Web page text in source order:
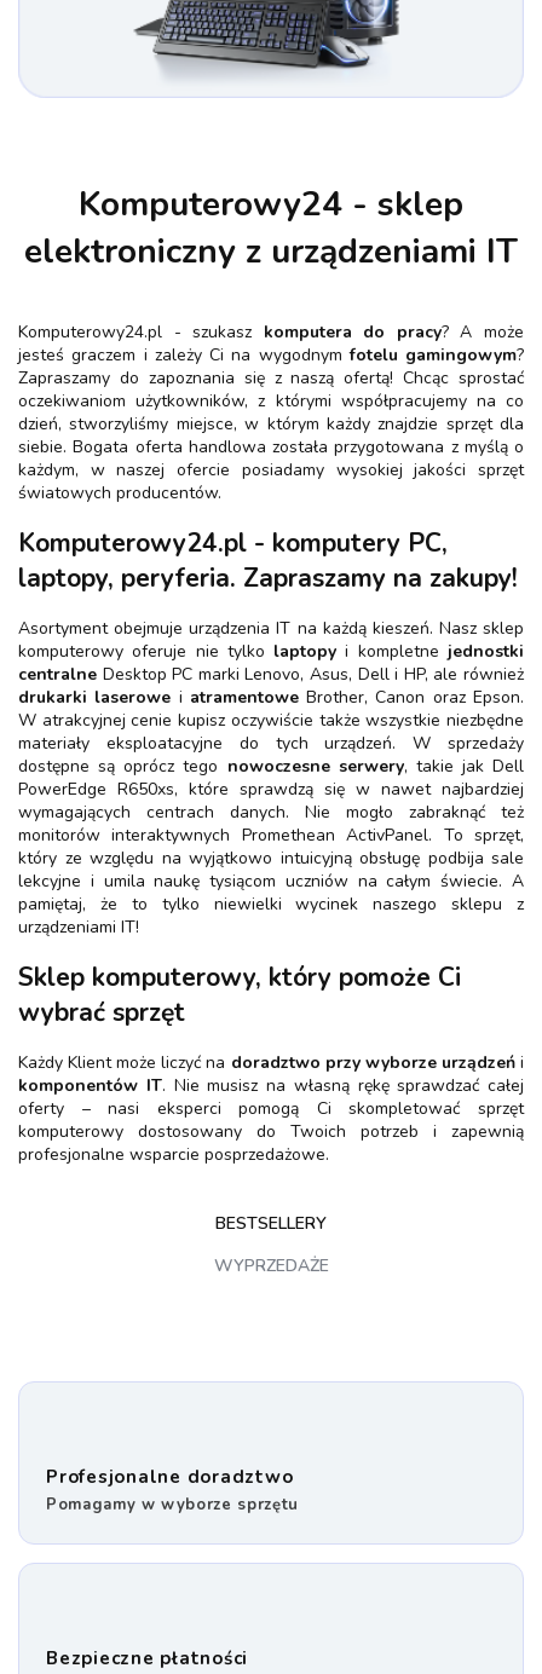
Komputerowy24 - sklep
elektroniczny z urządzeniami IT
Komputerowy24.pl - szukasz komputera do pracy? A może
jesteś graczem i zależy Ci na wygodnymfotelu gamingowym?
Zapraszamy do zapoznania się z naszą ofertą! Chcąc sprostać
oczekiwaniom użytkowników, z którymi współpracujemy na co
dzień, stworzyliśmy miejsce, w którym każdy znajdzie sprzęt dla
siebie. Bogata oferta handlowa została przygotowana z myślą o
każdym, w naszej ofercie posiadamy wysokiej jakości sprzęt
światowych producentów.
Komputerowy24.pl - komputery PC,
laptopy, peryferia. Zapraszamy na zakupy!
Asortyment obejmuje urządzenia IT na każdą kieszeń. Nasz sklep
komputerowy oferuje nie tylko laptopy i kompletne jednostki
centralne Desktop PC marki Lenovo, Asus, Dell i HP, ale również
drukarki laserowe i atramentoweBrother, Canon oraz Epson.
W atrakcyjnej cenie kupisz oczywiście także wszystkie niezbędne
materiały eksploatacyjne do tych urządzeń. W sprzedaży
dostępne są oprócz tego nowoczesne serwery, takie jak Dell
PowerEdge R650xs, które sprawdzą się w nawet najbardziej
wymagających centrach danych. Nie mogło zabraknąć też
monitorów interaktywnych Promethean ActivPanel. To sprzęt,
który ze względu na wyjątkowo intuicyjną obsługę podbija sale
lekcyjne i umila naukę tysiącom uczniów na całym świecie. A
pamiętaj, że to tylko niewielki wycinek naszego sklepu z
urządzeniami IT!
Sklep komputerowy, który pomoże Ci
wybrać sprzęt
Każdy Klient może liczyć na doradztwo przy wyborze urządzeńi
komponentów IT. Nie musisz na własną rękę sprawdzać całej
oferty – nasi eksperci pomogą Ci skompletować sprzęt
komputerowy dostosowany do Twoich potrzeb i zapewnią
profesjonalne wsparcie posprzedażowe.
BESTSELLERY
WYPRZEDAŻE
Profesjonalne doradztwo
Pomagamy w wyborze sprzętu
Bezpieczne płatności